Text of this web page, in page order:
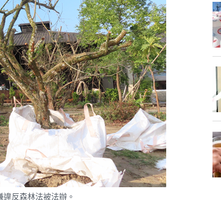
反森林法被法辦。